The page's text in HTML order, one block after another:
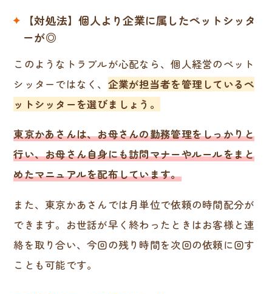
【対処法】個人より企業に属したペットシッタ
ーが◎
このようなトラブルが心配なら、個人経営のペット
シッターではなく、 企業が担当者を管理しているペ
ットシッターを選びましょう。
東京かあさんは、お母さんの勤務管理をしっかりと
行い、お母さん自身にも訪問マナーやルールをまと
めたマニュアルを配布しています。
また、東京かあさんでは月単位で依頼の時間配分が
できます。お世話が早く終わったときはお客様と連
絡を取り合い、今回の残り時間を次回の依頼に回す
ことも可能です。